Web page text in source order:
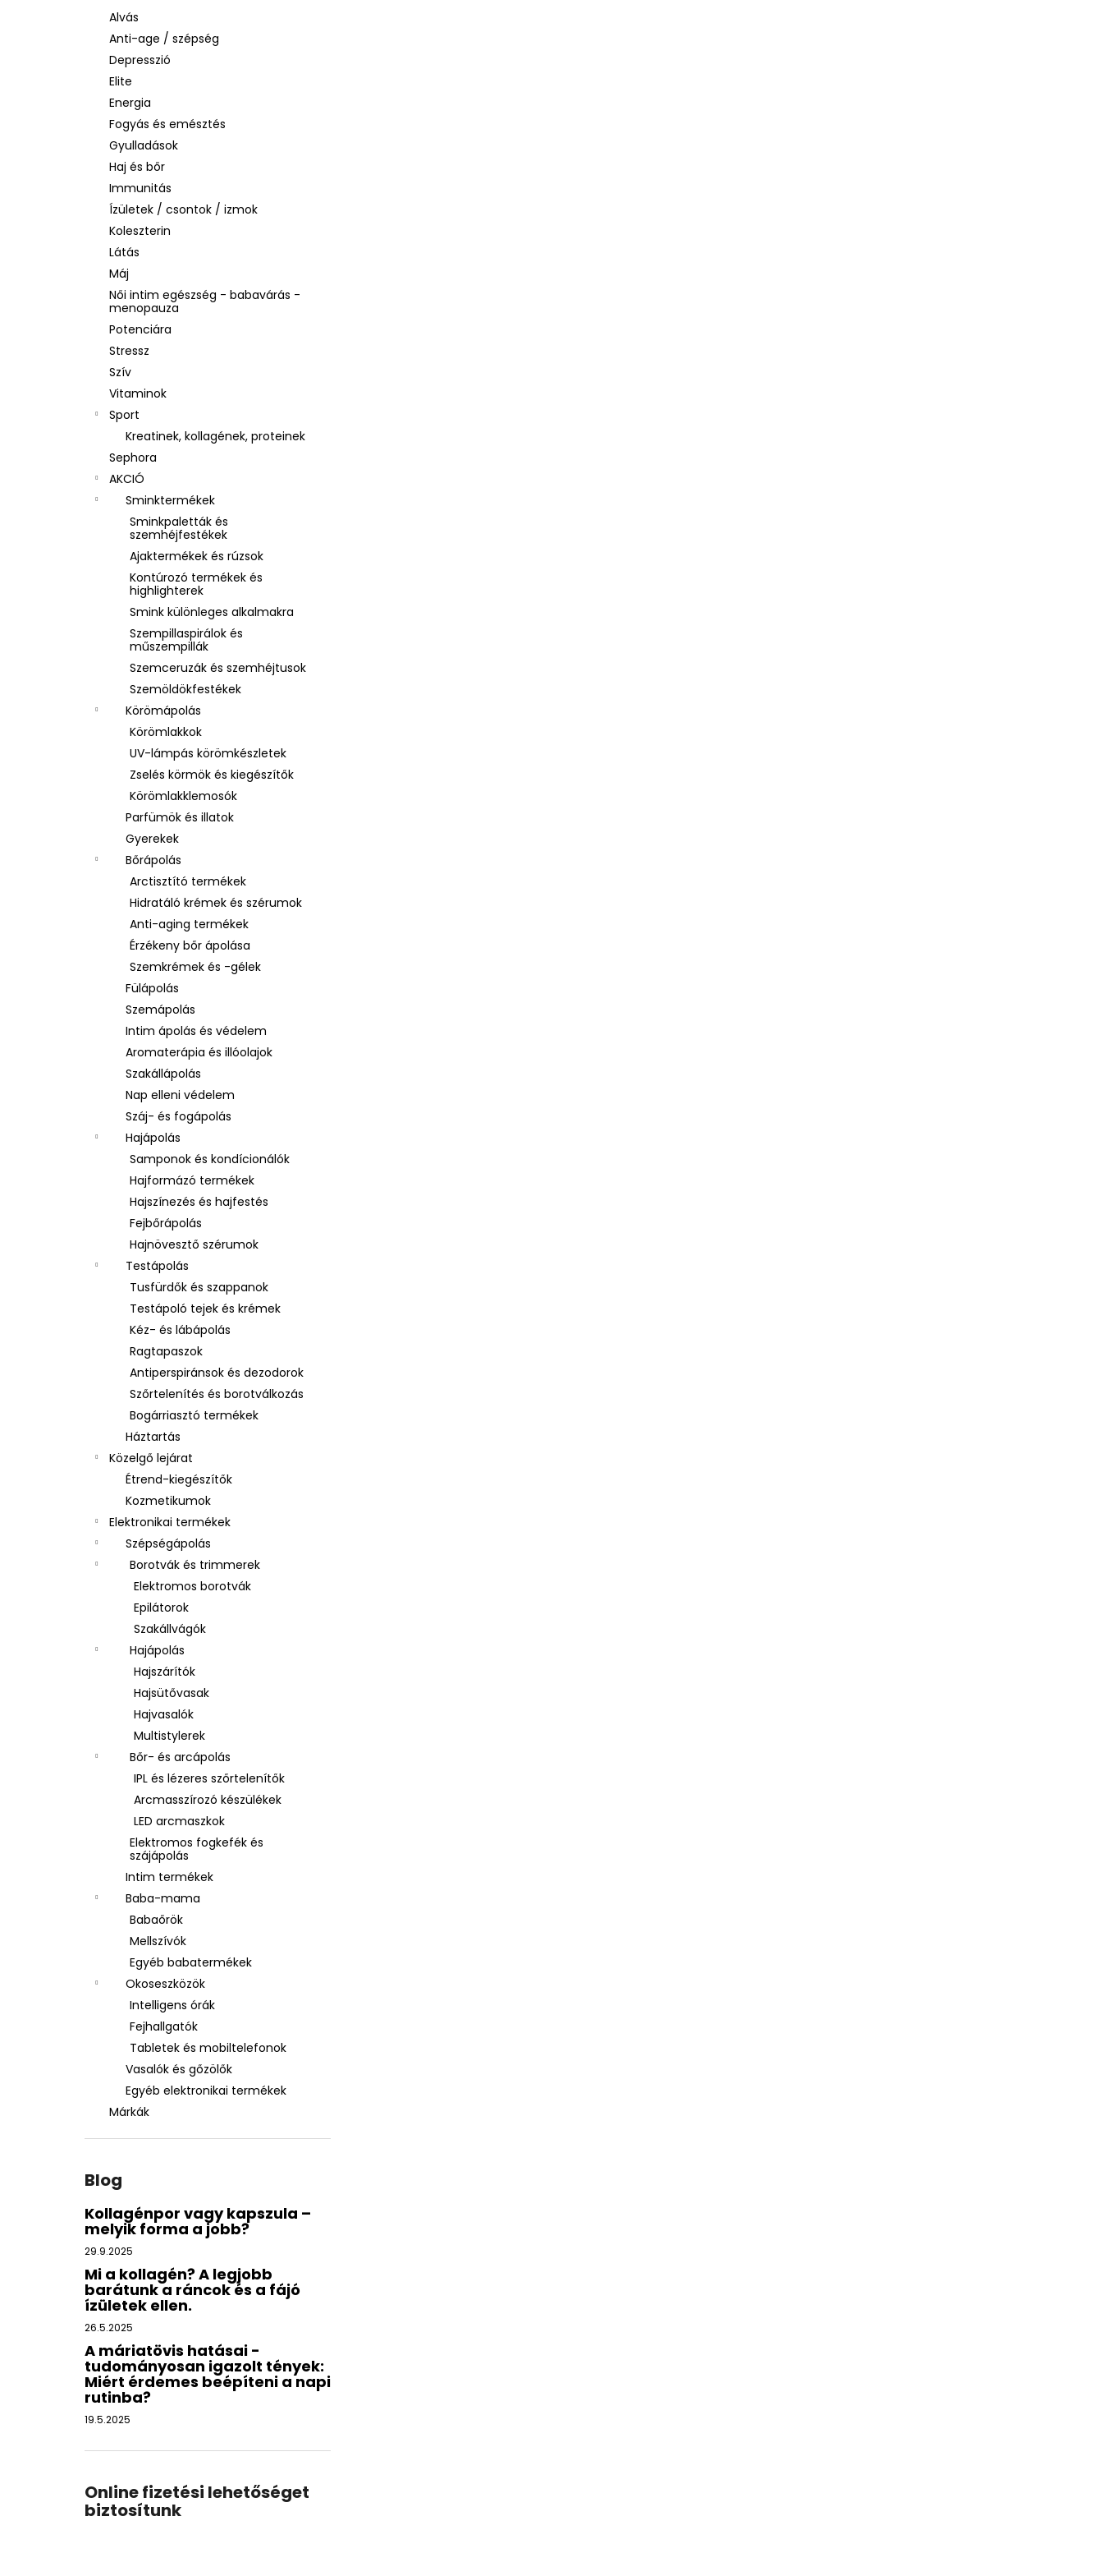
Alvás
Anti-age / szépség
Depresszió
Elite
Energia
Fogyás és emésztés
Gyulladások
Haj és bőr
Immunitás
Ízületek / csontok / izmok
Koleszterin
Látás
Máj
Női intim egészség - babavárás -
menopauza
Potenciára
Stressz
Szív
Vitaminok
Sport
Kreatinek, kollagének, proteinek
Sephora
AKCIÓ
Sminktermékek
Sminkpaletták és
szemhéjfestékek
Ajaktermékek és rúzsok
Kontúrozó termékek és
highlighterek
Smink különleges alkalmakra
Szempillaspirálok és
műszempillák
Szemceruzák és szemhéjtusok
Szemöldökfestékek
Körömápolás
Körömlakkok
UV-lámpás körömkészletek
Zselés körmök és kiegészítők
Körömlakklemosók
Parfümök és illatok
Gyerekek
Bőrápolás
Arctisztító termékek
Hidratáló krémek és szérumok
Anti-aging termékek
Érzékeny bőr ápolása
Szemkrémek és -gélek
Fülápolás
Szemápolás
Intim ápolás és védelem
Aromaterápia és illóolajok
Szakállápolás
Nap elleni védelem
Száj- és fogápolás
Hajápolás
Samponok és kondícionálók
Hajformázó termékek
Hajszínezés és hajfestés
Fejbőrápolás
Hajnövesztő szérumok
Testápolás
Tusfürdők és szappanok
Testápoló tejek és krémek
Kéz- és lábápolás
Ragtapaszok
Antiperspiránsok és dezodorok
Szőrtelenítés és borotválkozás
Bogárriasztó termékek
Háztartás
Közelgő lejárat
Étrend-kiegészítők
Kozmetikumok
Elektronikai termékek
Szépségápolás
Borotvák és trimmerek
Elektromos borotvák
Epilátorok
Szakállvágók
Hajápolás
Hajszárítók
Hajsütővasak
Hajvasalók
Multistylerek
Bőr- és arcápolás
IPL és lézeres szőrtelenítők
Arcmasszírozó készülékek
LED arcmaszkok
Elektromos fogkefék és
szájápolás
Intim termékek
Baba-mama
Babaőrök
Mellszívók
Egyéb babatermékek
Okoseszközök
Intelligens órák
Fejhallgatók
Tabletek és mobiltelefonok
Vasalók és gőzölők
Egyéb elektronikai termékek
Márkák
Blog
Kollagénpor vagy kapszula –
melyik forma a jobb?
29.9.2025
Mi a kollagén? A legjobb
barátunk a ráncok és a fájó
ízületek ellen.
26.5.2025
A máriatövis hatásai -
tudományosan igazolt tények:
Miért érdemes beépíteni a napi
rutinba?
19.5.2025
Online fizetési lehetőséget
biztosítunk
SOL DE JANEIRO RIO RADIANCE BODY
LOTION – SPF 50 TESTÁPOLÓ, 200 ML
2 930 Ft
Korábbi: 14 990 Ft